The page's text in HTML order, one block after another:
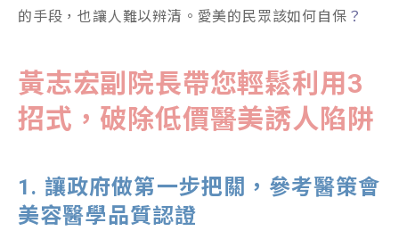
的手段，也讓人難以辨清。愛美的民眾該如何自保 ？
黃志宏副院長帶您輕鬆利用3
招式，破除低價醫美誘人陷阱
1. 讓政府做第一步把關，參考醫策會
美容醫學品質認證